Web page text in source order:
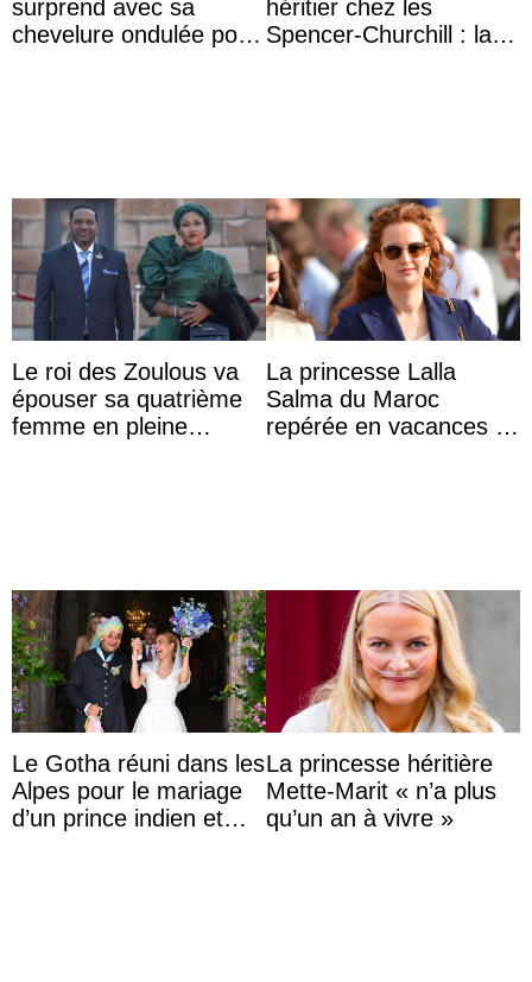
surprend avec sa
chevelure ondulée pour
héritier chez les
Spencer-Churchill : la
Le roi des Zoulous va
épouser sa quatrième
femme en pleine
La princesse Lalla
Salma du Maroc
repérée en vacances à
Le Gotha réuni dans les
Alpes pour le mariage
d’un prince indien et
La princesse héritière
Mette-Marit « n’a plus
qu’un an à vivre »